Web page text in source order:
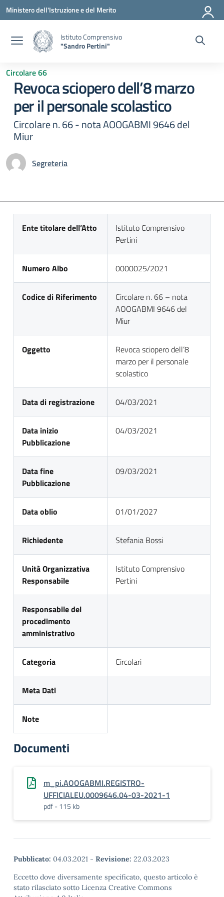
Vai ai contenuti
Vai al menu di navigazione
Vai al footer
Ministero dell'Istruzione e del Merito
Istituto Comprensivo
"Sandro Pertini"
Circolare 66
Revoca sciopero dell’8 marzo
per il personale scolastico
Circolare n. 66 - nota AOOGABMI 9646 del
Miur
Segreteria
Ente titolare dell’Atto
Istituto Comprensivo
Pertini
Numero Albo 0000025/2021
Codice di Riferimento
Circolare n. 66 – nota
AOOGABMI 9646 del
Miur
Oggetto
Revoca sciopero dell’8
marzo per il personale
scolastico
Data di registrazione 04/03/2021
Data inizio
Pubblicazione
04/03/2021
Data fine
Pubblicazione
09/03/2021
Data oblio 01/01/2027
Richiedente Stefania Bossi
Unità Organizzativa
Responsabile
Istituto Comprensivo
Pertini
Responsabile del
procedimento
amministrativo
Categoria Circolari
Meta Dati
Note
Documenti
m_pi.AOOGABMI.REGISTRO-
UFFICIALEU.0009646.04-03-2021-1
pdf - 115 kb
Pubblicato: 04.03.2021 - Revisione: 22.03.2023
Eccetto dove diversamente specificato, questo articolo è
stato rilasciato sotto Licenza Creative Commons